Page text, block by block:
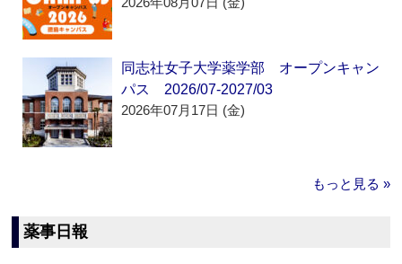
同志社女子大学薬学部 オープンキャン
パス 2026/07-2027/03
2026年07月17日 (金)
もっと見る »
薬事日報